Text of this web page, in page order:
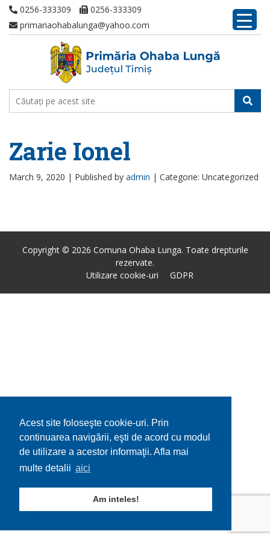
Acest site foloseşte cookie-uri. Prin
continuarea navigării, eşti de acord cu modul
de utilizare a acestor informaţii. Afla mai
multe detalii aici
Am inteles!
0256-333309
0256-333309
primariaohabalunga@yahoo.com
Zarie Ionel
March 9, 2020 | Published by admin | Categorie: Uncategorized
Copyright © 2026 Comuna Ohaba Lunga. Toate drepturile
rezervate.
Utilizare cookie-uri
GDPR